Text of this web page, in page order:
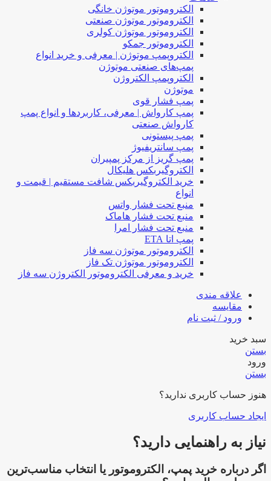
الکتروموتور موتوژن خانگی
الکتروموتور موتوژن صنعتی
الکتروموتور موتوژن کولری
الکتروموتور جمکو
الکتروپمپ موتوژن | معرفی و خرید انواع
پمپ‌های صنعتی موتوژن
الکتروپمپ الکتروژن
موتوژن
پمپ فشار قوی
پمپ کارواش | معرفی، کاربردها و انواع پمپ
کارواش صنعتی
پمپ پیستونی
پمپ سانتریفیوژ
پمپ گریز از مرکز پمپیران
الکتروگیربکس هلیکال
خرید الکتروگیربکس شافت مستقیم | قیمت و
انواع
منبع تحت فشار واتس
منبع تحت فشار هاماک
منبع تحت فشار امرا
پمپ اتا ETA
الکتروموتور موتوژن سه فاز
الکتروموتور موتوژن تک فاز
خرید و معرفی الکتروموتور الکتروژن سه فاز
علاقه مندی
مقایسه
ورود / ثبت نام
سبد خرید
بستن
ورود
بستن
هنوز حساب کاربری ندارید؟
ایجاد حساب کاربری
نیاز به راهنمایی دارید؟
اگر درباره خرید پمپ، الکتروموتور یا انتخاب مناسب‌ترین